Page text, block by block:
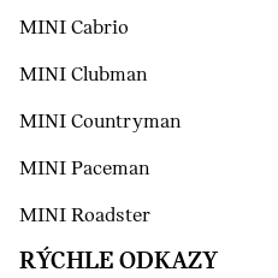
MINI Cabrio
MINI Clubman
MINI Countryman
MINI Paceman
MINI Roadster
RÝCHLE ODKAZY